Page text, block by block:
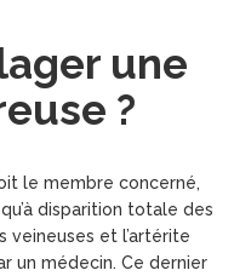
une
?
le membre concerné,
disparition totale des
veineuses et l’artérite
un médecin. Ce dernier